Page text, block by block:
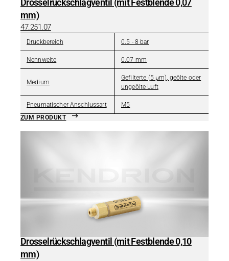
Drosselrückschlagventil (mit Festblende 0,07
mm)
47.251.07
Druckbereich 0.5 - 8 bar
Nennweite 0.07 mm
Medium
Gefilterte (5 µm), geölte oder
ungeölte Luft
Pneumatischer Anschlussart
M5
ZUM PRODUKT
Drosselrückschlagventil (mit Festblende 0,10
mm)